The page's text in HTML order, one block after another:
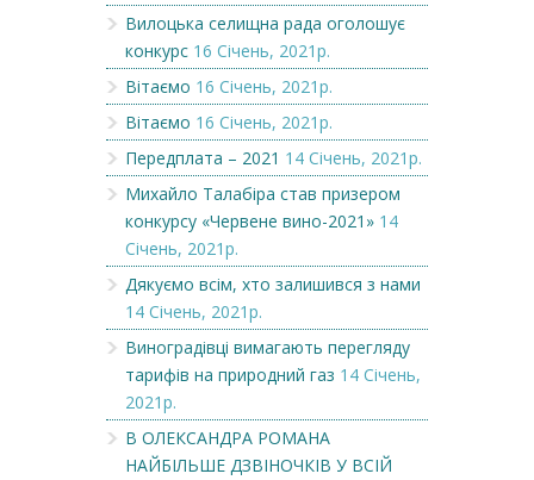
Вилоцька селищна рада оголошує
конкурс 16 Січень, 2021р.
Вітаємо 16 Січень, 2021р.
Вітаємо 16 Січень, 2021р.
Передплата – 2021 14 Січень, 2021р.
Михайло Талабіра став призером
конкурсу «Червене вино-2021» 14
Січень, 2021р.
Дякуємо всім, хто залишився з нами
14 Січень, 2021р.
Виноградівці вимагають перегляду
тарифів на природний газ 14 Січень,
2021р.
В ОЛЕКСАНДРА РОМАНА
НАЙБІЛЬШЕ ДЗВІНОЧКІВ У ВСІЙ